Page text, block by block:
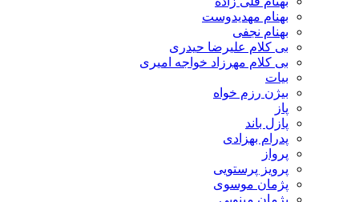
بهنام مهدیدوست
بهنام نجفی
بی کلام علیرضا حیدری
بی کلام مهرزاد خواجه امیری
بیات
بیژن رزم خواه
پاز
پازل باند
پدرام بهزادی
پرواز
پرویز پرستویی
پژمان موسوی